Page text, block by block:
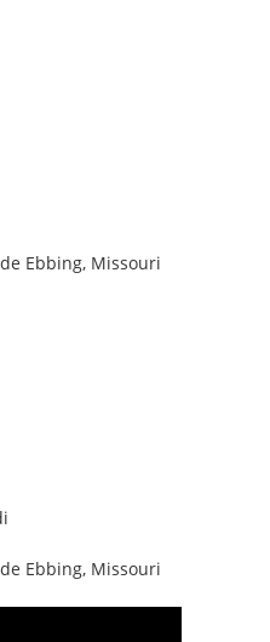
Ebbing, Missouri
Ebbing, Missouri